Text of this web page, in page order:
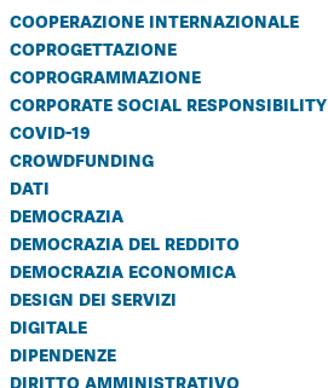
cooperazione internazionale
coprogettazione
coprogrammazione
corporate social responsibility
covid-19
crowdfunding
dati
democrazia
democrazia del reddito
democrazia economica
design dei servizi
digitale
dipendenze
diritto amministrativo